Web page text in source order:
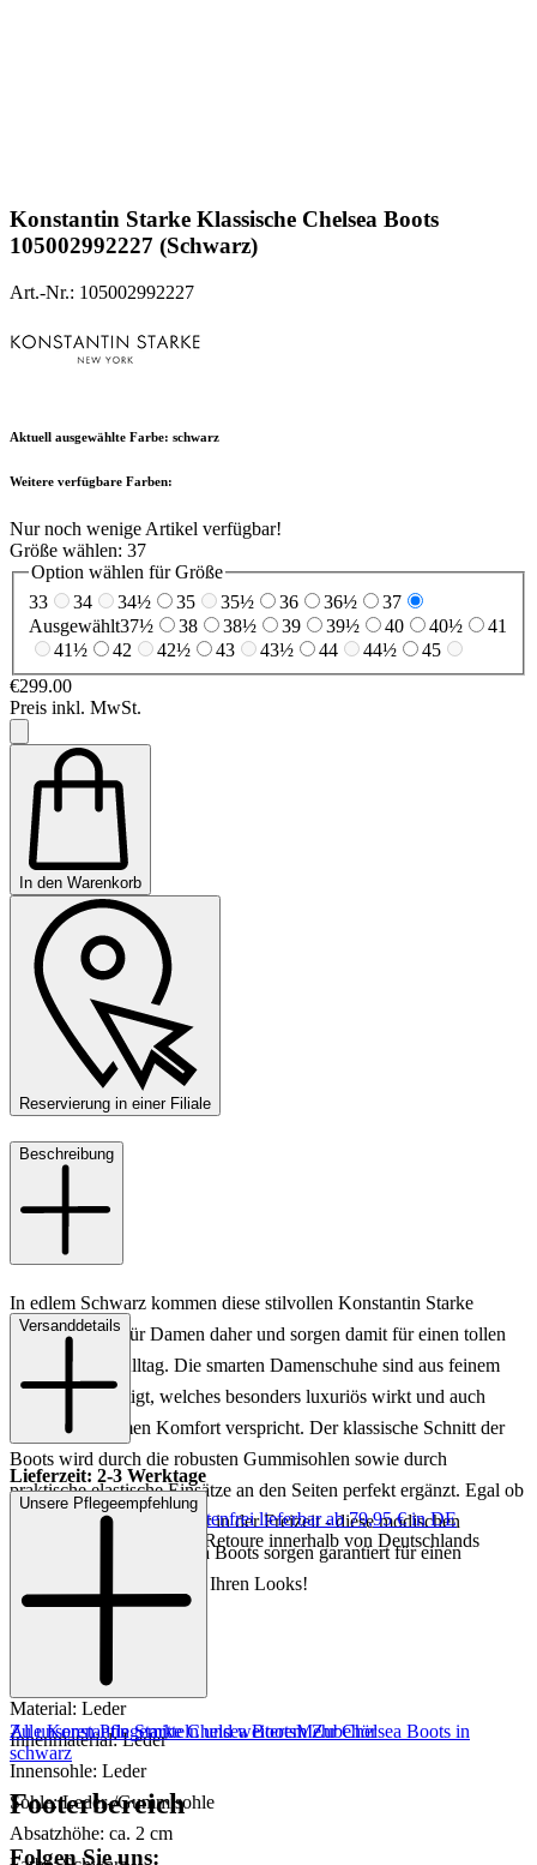
Konstantin Starke Klassische Chelsea Boots
105002992227 (Schwarz)
Art.-Nr.: 105002992227
Aktuell ausgewählte Farbe: schwarz
Weitere verfügbare Farben:
Nur noch wenige Artikel verfügbar!
Größe wählen: 37
Option wählen für Größe
33
34 34½ 35 35½ 36 36½
37
Ausgewählt37½ 38 38½ 39 39½ 40 40½
41
41½
42 42½ 43 43½ 44 44½
45
€299.00
Preis inkl. MwSt.
In den Warenkorb
Reservierung in einer Filiale
Beschreibung
In edlem Schwarz kommen diese stilvollen Konstantin Starke
Chelsea Boots für Damen daher und sorgen damit für einen tollen
Hingucker im Alltag. Die smarten Damenschuhe sind aus feinem
Wildleder gefertigt, welches besonders luxuriös wirkt und auch
einen angenehmen Komfort verspricht. Der klassische Schnitt der
Boots wird durch die robusten Gummisohlen sowie durch
praktische elastische Einsätze an den Seiten perfekt ergänzt. Egal ob
elegant im Büro oder leger in der Freizeit - diese modischen
Konstantin Starke Chelsea Boots sorgen garantiert für einen
gelungenen Eyecatcher in Ihren Looks!
Art.Nr.: 105002992227
Material: Leder
Innenmaterial: Leder
Innensohle: Leder
Sohle: Leder-/Gummisohle
Absatzhöhe: ca. 2 cm
Versanddetails
Lieferzeit: 2-3 Werktage
Keine Versandkosten:
kostenfrei lieferbar ab 79,95 € in DE
Einfache und Kostenlose Retoure innerhalb von Deutschlands
Unsere Pflegeempfehlung
Zu unseren Pflegemitteln und weiterem Zubehör
Alle Konstantin Starke Chelsea BootsMehr Chelsea Boots in
schwarz
Footerbereich
Folgen Sie uns: